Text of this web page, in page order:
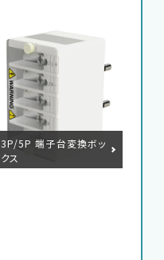
中文
3P/5P 端子台変換ボッ
クス